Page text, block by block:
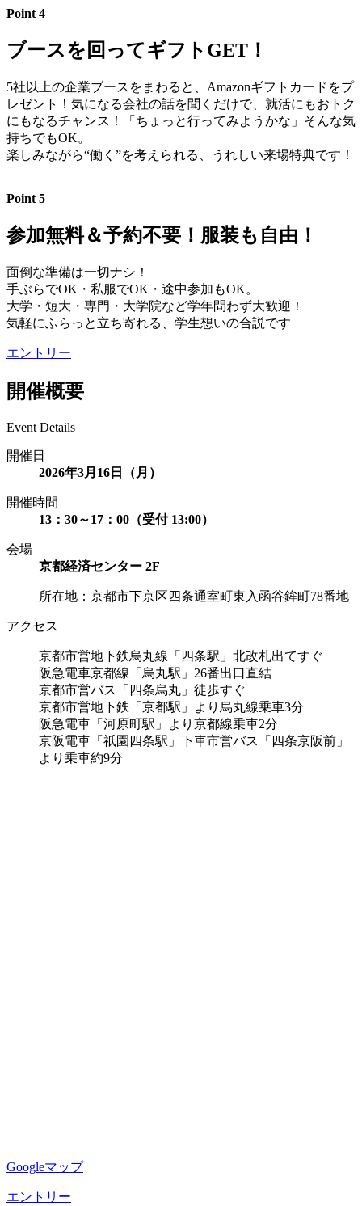
Point 4
ブースを回ってギフトGET！
5社以上の企業ブースをまわると、Amazonギフトカードをプ
レゼント！気になる会社の話を聞くだけで、就活にもおトク
にもなるチャンス！「ちょっと行ってみようかな」そんな気
持ちでもOK。
楽しみながら“働く”を考えられる、うれしい来場特典です！
Point 5
参加無料＆予約不要！服装も自由！
面倒な準備は一切ナシ！
手ぶらでOK・私服でOK・途中参加もOK。
大学・短大・専門・大学院など学年問わず大歓迎！
気軽にふらっと立ち寄れる、学生想いの合説です
エントリー
開催概要
Event Details
開催日
2026年3月16日（月）
開催時間
13：30～17：00（受付 13:00）
会場
京都経済センター 2F
所在地：京都市下京区四条通室町東入函谷鉾町78番地
アクセス
京都市営地下鉄烏丸線「四条駅」北改札出てすぐ
阪急電車京都線「烏丸駅」26番出口直結
京都市営バス「四条烏丸」徒歩すぐ
京都市営地下鉄「京都駅」より烏丸線乗車3分
阪急電車「河原町駅」より京都線乗車2分
京阪電車「祇園四条駅」下車市営バス「四条京阪前」
より乗車約9分
Googleマップ
エントリー